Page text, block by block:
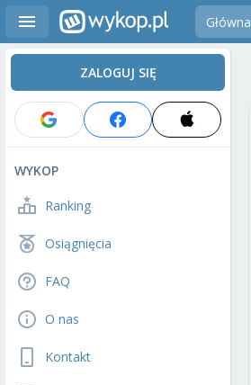
Główna
ZALOGUJ SIĘ
WYKOP
Ranking
Osiągnięcia
FAQ
O nas
Kontakt